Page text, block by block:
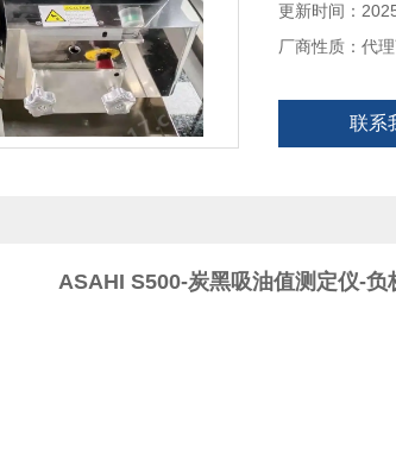
更新时间：
厂商性质：代
联系
ASAHI S500-炭黑吸油值测定仪-负